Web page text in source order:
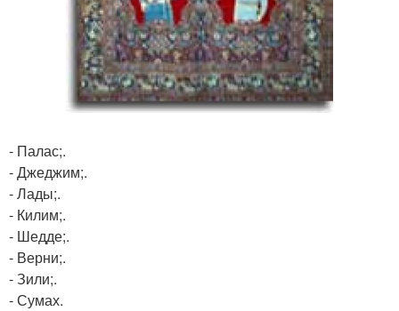
- Палас;.
- Джеджим;.
- Лады;.
- Килим;.
- Шедде;.
- Верни;.
- Зили;.
- Сумах.